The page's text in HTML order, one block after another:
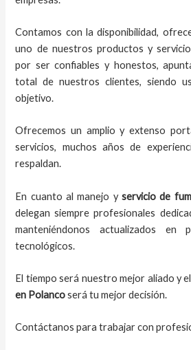
Contamos con la disponibilidad,
uno de nuestros productos y
por ser confiables y honestos,
total de nuestros clientes, siendo
objetivo.
Ofrecemos un amplio y extenso
servicios, muchos años de
respaldan.
En cuanto almanejo yservicio de
delegan siempre profesionales
manteniéndonos actualizados en
tecnológicos.
El tiempo será nuestro mejor aliado y el
en Polancoserá tu mejor decisión.
Contáctanos para trabajar con